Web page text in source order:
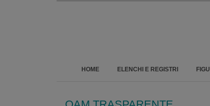
HOME ELENCHI E REGISTRI